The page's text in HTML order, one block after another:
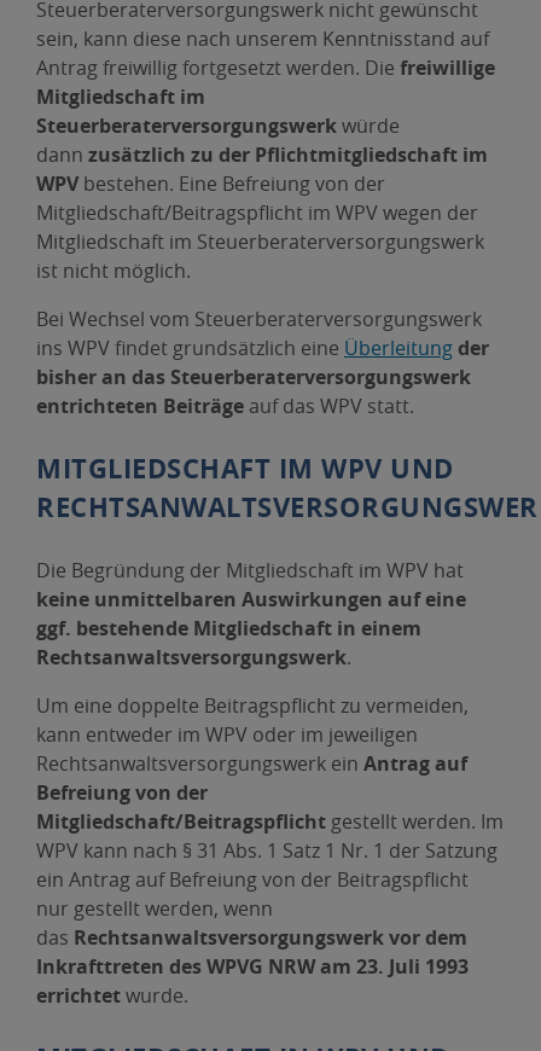
Steuerberaterversorgungswerk nicht gewünscht
sein, kann diese nach unserem Kenntnisstand auf
Antrag freiwillig fortgesetzt werden. Die freiwillige
Mitgliedschaft im
Steuerberaterversorgungswerkwürde
dann zusätzlich zu der Pflichtmitgliedschaft im
WPV bestehen. Eine Befreiung von der
Mitgliedschaft/Beitragspflicht im WPV wegen der
Mitgliedschaft im Steuerberaterversorgungswerk
ist nicht möglich.
Bei Wechsel vom Steuerberaterversorgungswerk
ins WPV findet grundsätzlich eine Überleitung der
bisher an das Steuerberaterversorgungswerk
entrichteten Beiträge auf das WPV statt.
MITGLIEDSCHAFT IM WPV UND
Die Begründung der Mitgliedschaft im WPV hat
keine unmittelbaren Auswirkungen auf eine
ggf. bestehende Mitgliedschaft in einem
Rechtsanwaltsversorgungswerk.
Um eine doppelte Beitragspflicht zu vermeiden,
kann entweder im WPV oder im jeweiligen
Rechtsanwaltsversorgungswerk ein Antrag auf
Befreiung von der
Mitgliedschaft/Beitragspflicht gestellt werden. Im
WPV kann nach § 31 Abs. 1 Satz 1 Nr. 1 der Satzung
ein Antrag auf Befreiung von der Beitragspflicht
nur gestellt werden, wenn
das Rechtsanwaltsversorgungswerk vor dem
Inkrafttreten des WPVG NRW am 23. Juli 1993
errichtetwurde.